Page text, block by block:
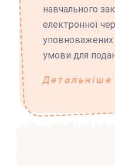
навчального
електронної
уповноважених
умови для
Детальніше